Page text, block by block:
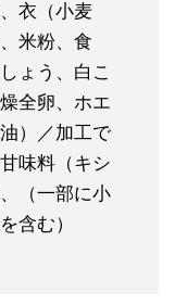
衣（小麦
米粉、食
ょう、白こ
全卵、ホエ
）／加工で
味料（キシ
（一部に小
含む）